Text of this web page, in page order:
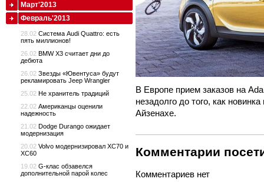
В Европе прием заказов на
незадолго до того, как
Айзенахе.
Комментарии
Комментариев нет
Март'2013
Февраль'2013
28.02 Cистема Audi Quattro: есть
пять миллионов!
26.02 BMW X3 считает дни до
дебюта
26.02 Звезды «Ювентуса» будут
рекламировать Jeep Wrangler
25.02 Не хранитель традиций
22.02 Американцы оценили
надежность
21.02 Dodge Durango ожидает
модернизация
20.02 Volvo модернизировал XC70 и
XC60
19.02 G-клас обзавелся
дополнительной парой колес